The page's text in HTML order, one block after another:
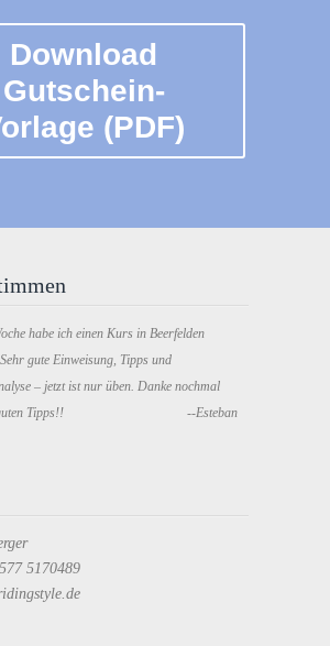
Download
Gutschein-
(PDF)
habe ich einen Kurs in Beerfelden
gute Einweisung, Tipps und
– jetzt ist nur üben. Danke nochmal
Tipps!!
--Esteban
5170489